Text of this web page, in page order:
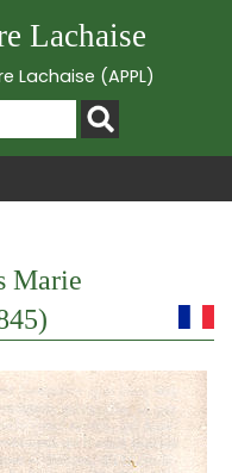
Lachaise
Lachaise (APPL)
Marie